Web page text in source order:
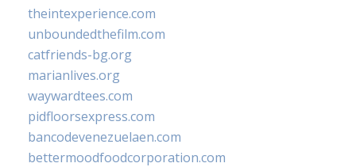
theintexperience.com
unboundedthefilm.com
catfriends-bg.org
marianlives.org
waywardtees.com
pidfloorsexpress.com
bancodevenezuelaen.com
bettermoodfoodcorporation.com